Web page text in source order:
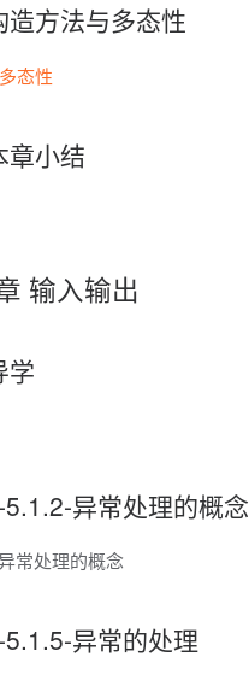
造方法与多态性
态性
章小结
输入输出
学
异常处理的概念
常处理的概念
异常的处理